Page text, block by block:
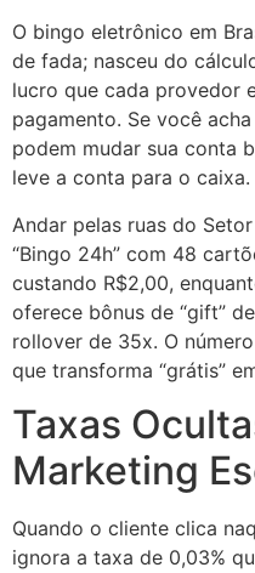
O bingo eletrônico em
de fada; nasceu do
lucro que cada provedor
pagamento. Se você
podem mudar sua conta
leve a conta para o caixa.
Andar pelas ruas do
“Bingo 24h” com 48
custando R$2,00,
oferece bônus de “gift”
rollover de 35x. O
que transforma “grátis”
Taxas
Marketing
Quando o cliente clica
ignora a taxa de 0,03%